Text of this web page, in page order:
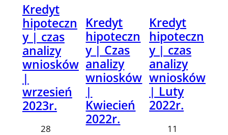
Kredyt
hipoteczn
y | czas
analizy
wniosków
|
wrzesień
2023r.
28
Kredyt
hipoteczn
y | Czas
analizy
wniosków
|
Kwiecień
2022r.
Kredyt
hipoteczn
y | czas
analizy
wniosków
| Luty
2022r.
11